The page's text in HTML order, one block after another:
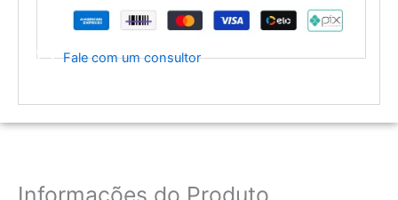
Fale com um consultor